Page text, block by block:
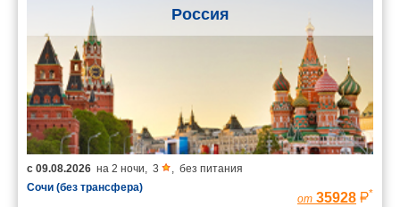
Россия
с 09.08.2026 на 2 ночи, 3 , без питания
Сочи (без трансфера)
от 35928 *